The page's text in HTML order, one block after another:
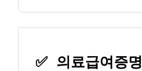
✅ 의료급여증